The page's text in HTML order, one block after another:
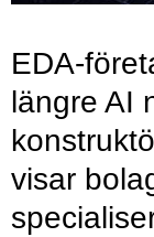
EDA-
längre AI
visar